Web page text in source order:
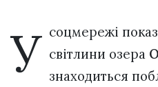
Політика конфіденційності
У соцмережі
світлини озера
знаходиться